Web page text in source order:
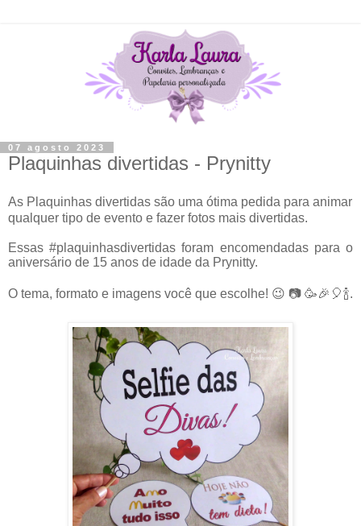
07 agosto 2023
Plaquinhas divertidas - Prynitty
As Plaquinhas divertidas são uma ótima pedida para animar
qualquer tipo de evento e fazer fotos mais divertidas.
Essas #plaquinhasdivertidas foram encomendadas para o
aniversário de 15 anos de idade da Prynitty.
O tema, formato e imagens você que escolhe! 😉 📷 🥳🎉🎈🍾.